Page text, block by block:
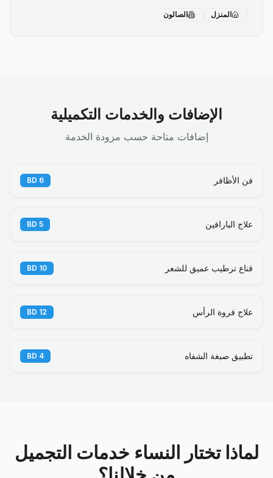
المنزل الصالون
الإضافات والخدمات التكميلية
إضافات متاحة حسب مزودة الخدمة
فن الأظافر 6
BD
علاج البارافين 5
BD
قناع ترطيب عميق للشعر 10
BD
علاج فروة الرأس 12
BD
تطبيق صبغة الشفاه 4
BD
لماذا تختار النساء خدمات التجميل